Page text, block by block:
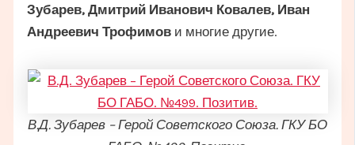
Зубарев, Дмитрий Иванович Ковалев, Иван
Андреевич Трофимов и многие другие.
В.Д. Зубарев – Герой Советского Союза. ГКУ БО